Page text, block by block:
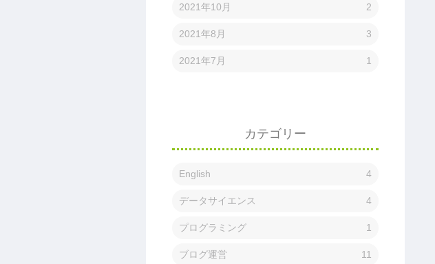
2021年10月 2
2021年8月 3
2021年7月 1
カテゴリー
English 4
データサイエンス 4
プログラミング 1
ブログ運営 11